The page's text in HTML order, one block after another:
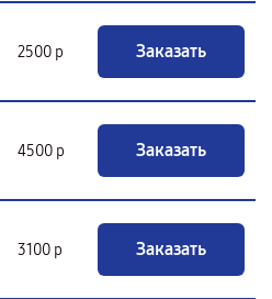
2500 р Заказать
4500 р Заказать
3100 р Заказать